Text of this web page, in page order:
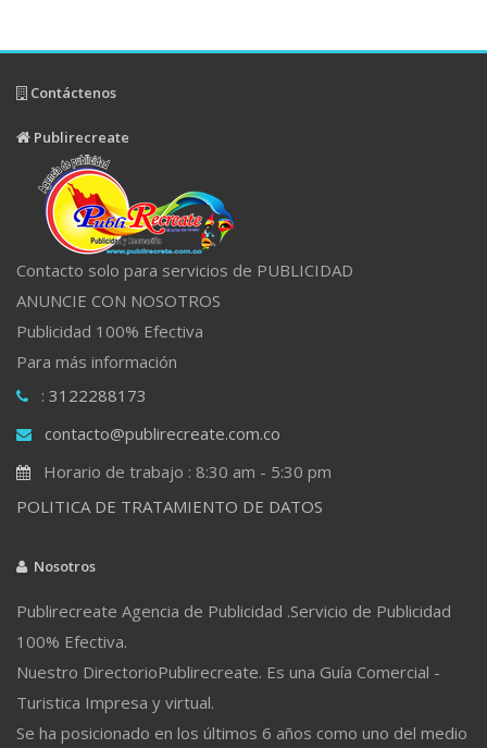
Contáctenos
Publirecreate
Contacto solo para servicios de PUBLICIDAD
ANUNCIE CON NOSOTROS
Publicidad 100% Efectiva
Para más información
: 3122288173
contacto@publirecreate.com.co
Horario de trabajo : 8:30 am - 5:30 pm
POLITICA DE TRATAMIENTO DE DATOS
Nosotros
Publirecreate Agencia de Publicidad .Servicio de Publicidad
100% Efectiva.
Nuestro DirectorioPublirecreate. Es una Guía Comercial -
Turistica Impresa y virtual.
Se ha posicionado en los últimos 6 años como uno del medio